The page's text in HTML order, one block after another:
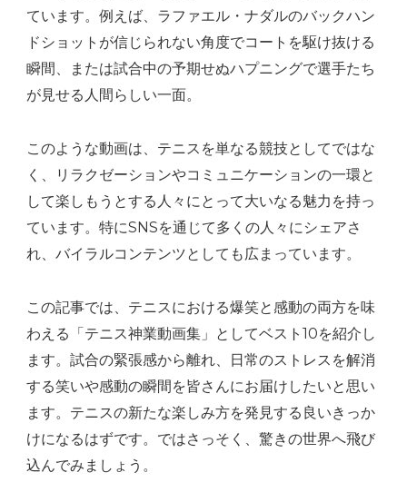
ています。例えば、ラファエル・ナダルのバックハン
ドショットが信じられない角度でコートを駆け抜ける
瞬間、または試合中の予期せぬハプニングで選手たち
が見せる人間らしい一面。
このような動画は、テニスを単なる競技としてではな
く、リラクゼーションやコミュニケーションの一環と
して楽しもうとする人々にとって大いなる魅力を持っ
ています。特にSNSを通じて多くの人々にシェアさ
れ、バイラルコンテンツとしても広まっています。
この記事では、テニスにおける爆笑と感動の両方を味
わえる「テニス神業動画集」としてベスト10を紹介し
ます。試合の緊張感から離れ、日常のストレスを解消
する笑いや感動の瞬間を皆さんにお届けしたいと思い
ます。テニスの新たな楽しみ方を発見する良いきっか
けになるはずです。ではさっそく、驚きの世界へ飛び
込んでみましょう。